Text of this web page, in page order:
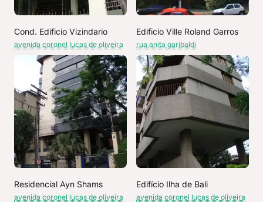
Cond. Edificio Vizindario
avenida coronel lucas de oliveira
Edificio Ville Roland Garros
rua anita garibaldi
Residencial Ayn Shams
avenida coronel lucas de oliveira
Edifício Ilha de Bali
avenida coronel lucas de oliveira